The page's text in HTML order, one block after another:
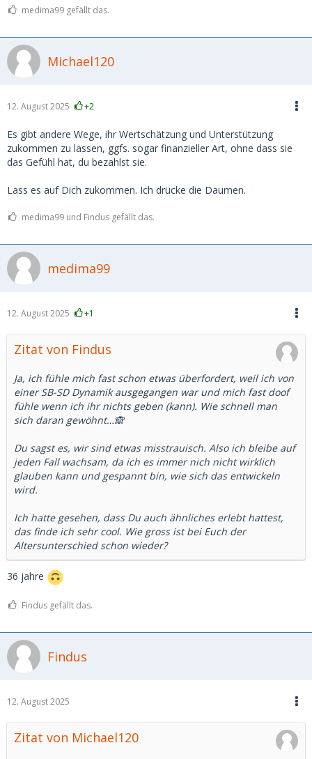
medima99 gefällt das.
Michael120
12. August 2025 +2
Es gibt andere Wege, ihr Wertschätzung und Unterstützung
zukommen zu lassen, ggfs. sogar finanzieller Art, ohne dass sie
das Gefühl hat, du bezahlst sie.
Lass es auf Dich zukommen. Ich drücke die Daumen.
medima99 und Findus gefällt das.
medima99
12. August 2025 +1
Zitat von Findus
Ja, ich fühle mich fast schon etwas überfordert, weil ich von
einer SB-SD Dynamik ausgegangen war und mich fast doof
fühle wenn ich ihr nichts geben (kann). Wie schnell man
sich daran gewöhnt…🙈
Du sagst es, wir sind etwas misstrauisch. Also ich bleibe auf
jeden Fall wachsam, da ich es immer nich nicht wirklich
glauben kann und gespannt bin, wie sich das entwickeln
wird.
Ich hatte gesehen, dass Du auch ähnliches erlebt hattest,
das finde ich sehr cool. Wie gross ist bei Euch der
Altersunterschied schon wieder?
36 jahre
Findus gefällt das.
Findus
12. August 2025
Zitat von Michael120